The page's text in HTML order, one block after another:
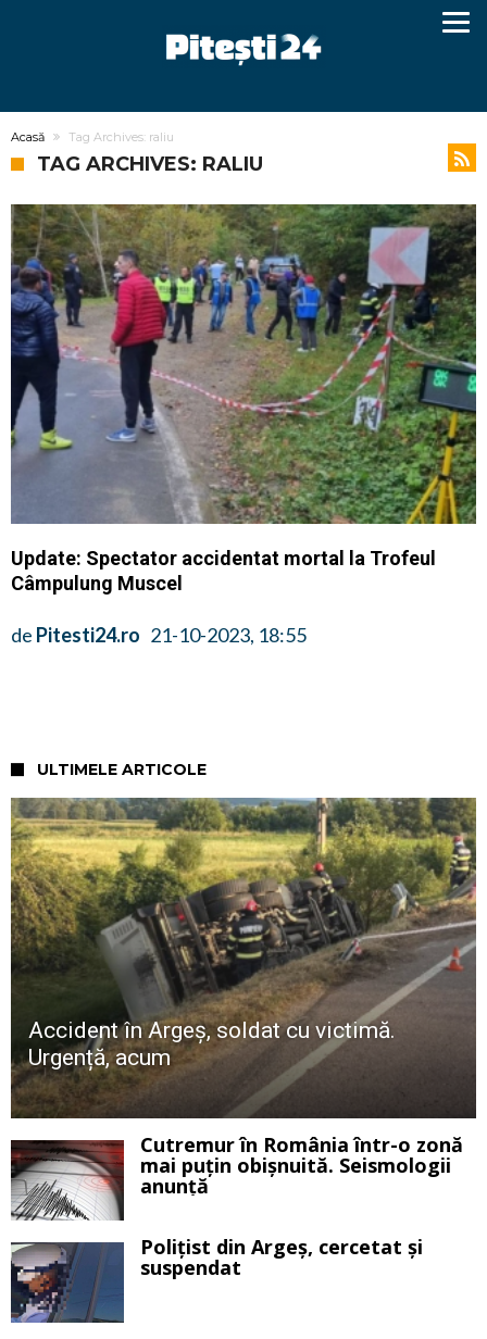
Acasă Tag Archives: raliu
TAG ARCHIVES: RALIU
Update: Spectator accidentat mortal la Trofeul
Câmpulung Muscel
de Pitesti24.ro 21-10-2023, 18:55
ULTIMELE ARTICOLE
Accident în Argeș, soldat cu victimă.
Urgență, acum
Cutremur în România într-o zonă
mai puțin obișnuită. Seismologii
anunță
Polițist din Argeș, cercetat și
suspendat